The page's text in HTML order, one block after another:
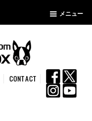
メニュー
CONTACT